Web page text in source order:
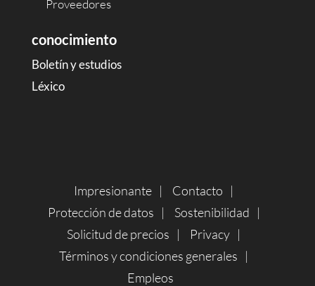
Proveedores
conocimiento
Boletín y estudios
Léxico
Impresionante
Contacto
Protección de datos
Sostenibilidad
Solicitud de precios
Privacy
Términos y condiciones generales
Empleos